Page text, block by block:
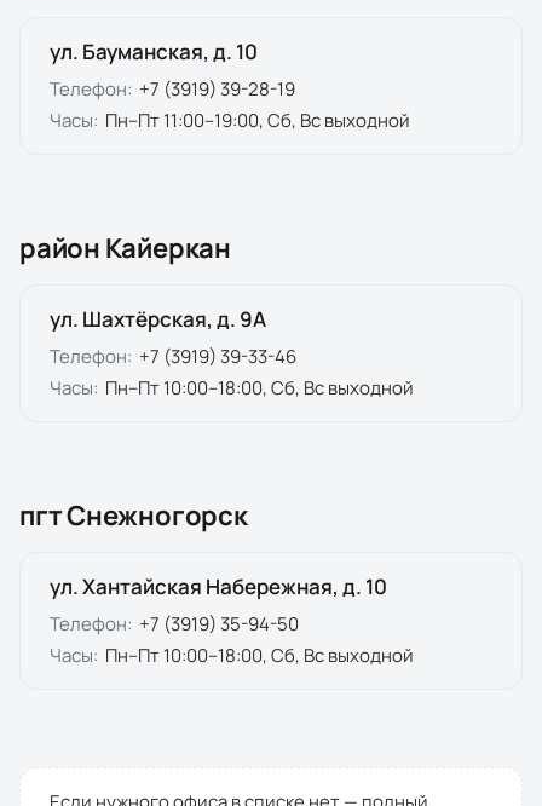
ул. Бауманская, д. 10
Телефон: +7 (3919) 39-28-19
Часы: Пн–Пт 11:00–19:00, Сб, Вс выходной
район Кайеркан
ул. Шахтёрская, д. 9А
Телефон: +7 (3919) 39-33-46
Часы: Пн–Пт 10:00–18:00, Сб, Вс выходной
пгт Снежногорск
ул. Хантайская Набережная, д. 10
Телефон: +7 (3919) 35-94-50
Часы: Пн–Пт 10:00–18:00, Сб, Вс выходной